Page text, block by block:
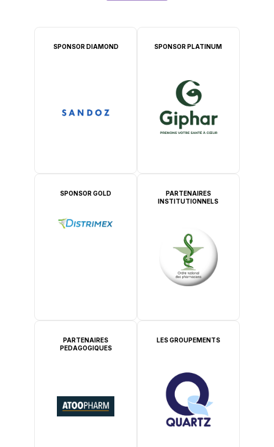
SPONSOR DIAMOND SPONSOR PLATINUM
SPONSOR GOLD
PARTENAIRES
INSTITUTIONNELS
PARTENAIRES
PEDAGOGIQUES
LES GROUPEMENTS